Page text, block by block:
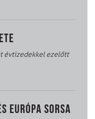
évtizedekkel ezelőtt
EURÓPA SORSA